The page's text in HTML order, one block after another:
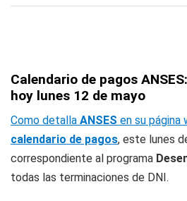
Calendario de pagos
hoy lunes 12 de mayo
Como detalla ANSES en su
calendario de pagos, este lunes
correspondiente al programa
todas las terminaciones de DNI.